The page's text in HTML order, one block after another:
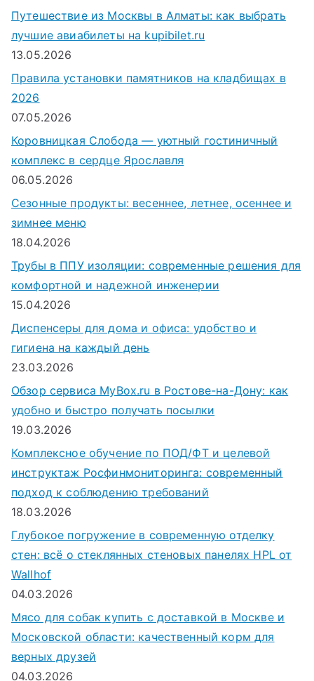
Путешествие из Москвы в Алматы: как выбрать
лучшие авиабилеты на kupibilet.ru
13.05.2026
Правила установки памятников на кладбищах в
2026
07.05.2026
Коровницкая Слобода — уютный гостиничный
комплекс в сердце Ярославля
06.05.2026
Сезонные продукты: весеннее, летнее, осеннее и
зимнее меню
18.04.2026
Трубы в ППУ изоляции: современные решения для
комфортной и надежной инженерии
15.04.2026
Диспенсеры для дома и офиса: удобство и
гигиена на каждый день
23.03.2026
Обзор сервиса MyBox.ru в Ростове-на-Дону: как
удобно и быстро получать посылки
19.03.2026
Комплексное обучение по ПОД/ФТ и целевой
инструктаж Росфинмониторинга: современный
подход к соблюдению требований
18.03.2026
Глубокое погружение в современную отделку
стен: всё о стеклянных стеновых панелях HPL от
Wallhof
04.03.2026
Мясо для собак купить с доставкой в Москве и
Московской области: качественный корм для
верных друзей
04.03.2026